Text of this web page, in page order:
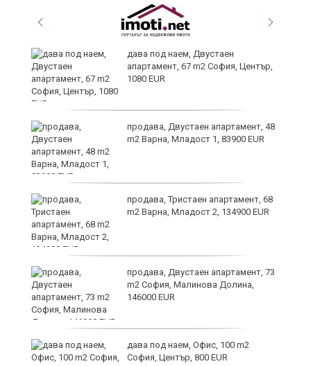
дава под наем, Двустаен
апартамент, 67 m2 София, Център,
1080 EUR
продава, Двустаен апартамент, 48
m2 Варна, Младост 1, 83900 EUR
продава, Тристаен апартамент, 68
m2 Варна, Младост 2, 134900 EUR
продава, Двустаен апартамент, 73
m2 София, Малинова Долина,
146000 EUR
дава под наем, Офис, 100 m2
София, Център, 800 EUR